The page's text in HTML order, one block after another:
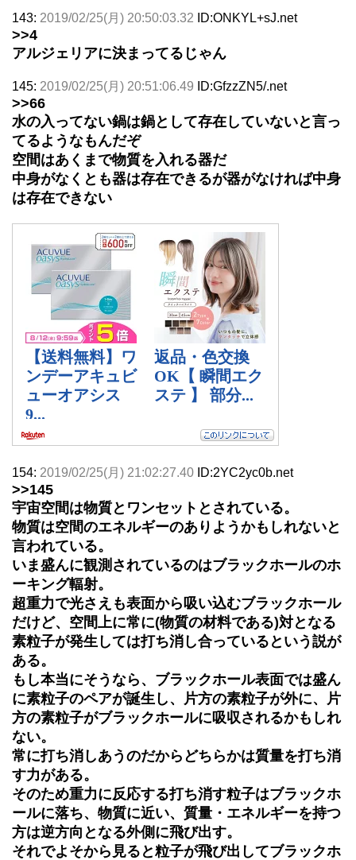
143: 2019/02/25(月) 20:50:03.32 ID:ONKYL+sJ.net
>>4
アルジェリアに決まってるじゃん
145: 2019/02/25(月) 20:51:06.49 ID:GfzzZN5/.net
>>66
水の入ってない鍋は鍋として存在していないと言っ
てるようなもんだぞ
空間はあくまで物質を入れる器だ
中身がなくとも器は存在できるが器がなければ中身
は存在できない
154: 2019/02/25(月) 21:02:27.40 ID:2YC2yc0b.net
>>145
宇宙空間は物質とワンセットとされている。
物質は空間のエネルギーのありようかもしれないと
言われている。
いま盛んに観測されているのはブラックホールのホ
ーキング輻射。
超重力で光さえも表面から吸い込むブラックホール
だけど、空間上に常に(物質の材料である)対となる
素粒子が発生しては打ち消し合っているという説が
ある。
もし本当にそうなら、ブラックホール表面では盛ん
に素粒子のペアが誕生し、片方の素粒子が外に、片
方の素粒子がブラックホールに吸収されるかもしれ
ない。
常に打ち消しあうのだからどちらかは質量を打ち消
す力がある。
そのため重力に反応する打ち消す粒子はブラックホ
ールに落ち、物質に近い、質量・エネルギーを持つ
方は逆方向となる外側に飛び出す。
それでよそから見ると粒子が飛び出してブラックホ